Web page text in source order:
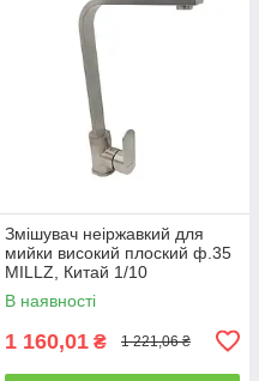
Змішувач неіржавкий для
мийки високий плоский ф.35
MILLZ, Китай 1/10
В наявності
1 160,01 ₴ 1 221,06 ₴